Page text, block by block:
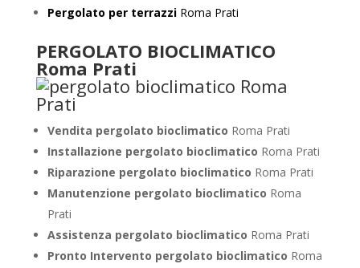
Pergolato per terrazziRoma Prati
PERGOLATO BIOCLIMATICO
Roma Prati
Vendita pergolato bioclimatico Roma Prati
Installazione pergolato bioclimatico Roma Prati
Riparazione pergolato bioclimatico Roma Prati
Manutenzione pergolato bioclimatico Roma
Prati
Assistenza pergolato bioclimatico Roma Prati
Pronto Intervento pergolato bioclimatico Roma